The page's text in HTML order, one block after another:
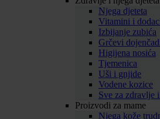
Njega djeteta
Vitamini i
Izbijanje zubića
Grčevi
Higijena nosića
Tjemenica
Uši i gnjide
Vodene kozice
Sve za zdravlje
Proizvodi za mame
Njega kože